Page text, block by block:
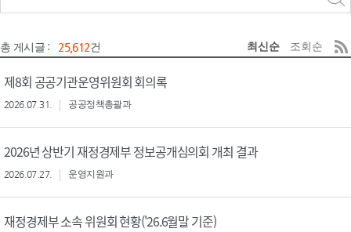
총 게시글 : 25,612건 최신순 조회순
제8회 공공기관운영위원회 회의록
2026.07.31. 공공정책총괄과
2026년 상반기 재정경제부 정보공개심의회 개최 결과
2026.07.27. 운영지원과
재정경제부 소속 위원회 현황('26.6월말 기준)